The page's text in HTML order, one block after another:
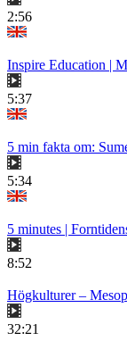
2:56
Inspire Education |
5:37
5 min fakta om:
5:34
5 minutes |
8:52
Högkulturer –
32:21